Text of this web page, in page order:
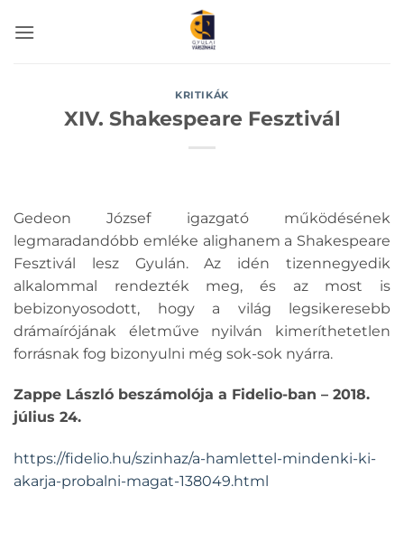
KRITIKÁK
XIV. Shakespeare Fesztivál
Gedeon József igazgató működésének
legmaradandóbb emléke alighanem a Shakespeare
Fesztivál lesz Gyulán. Az idén tizennegyedik
alkalommal rendezték meg, és az most is
bebizonyosodott, hogy a világ legsikeresebb
drámaírójának életműve nyilván kimeríthetetlen
forrásnak fog bizonyulni még sok-sok nyárra.
Zappe László beszámolója a Fidelio-ban – 2018.
július 24.
https://fidelio.hu/szinhaz/a-hamlettel-mindenki-ki-
akarja-probalni-magat-138049.html